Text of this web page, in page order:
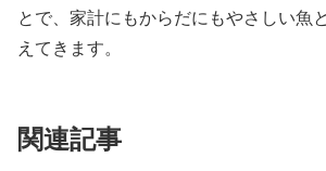
とで、家計にもからだにもやさしい魚
えてきます。
関連記事